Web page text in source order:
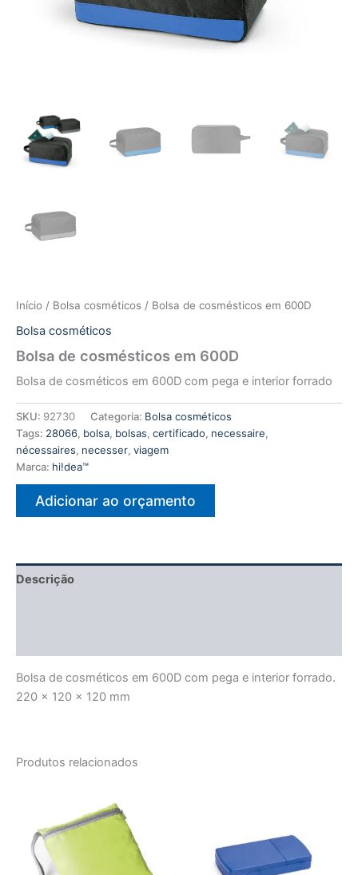
Início / Bolsa cosméticos / Bolsa de cosmésticos em 600D
Bolsa cosméticos
Bolsa de cosmésticos em 600D
Bolsa de cosméticos em 600D com pega e interior forrado
SKU: 92730 Categoria: Bolsa cosméticos
Tags: 28066, bolsa, bolsas, certificado, necessaire,
nécessaires, necesser, viagem
Marca: hi!dea™
Adicionar ao orçamento
Descrição
Bolsa de cosméticos em 600D com pega e interior forrado.
220 x 120 x 120 mm
Produtos relacionados